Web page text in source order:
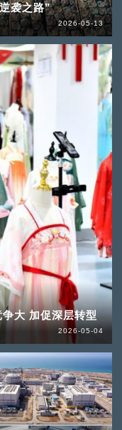
袭之路”
2026-05-13
大 加促深层转型
2026-05-04